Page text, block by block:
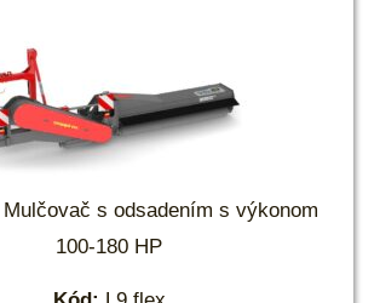
s odsadením s výkonom
100-180 HP